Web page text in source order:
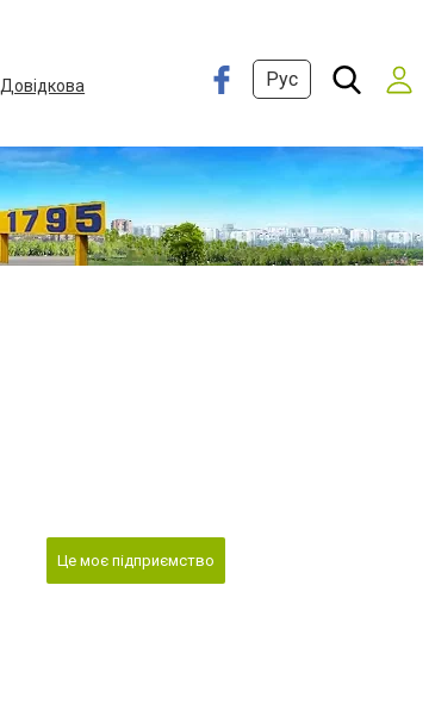
Довідкова
Рус
Це моє підприємство